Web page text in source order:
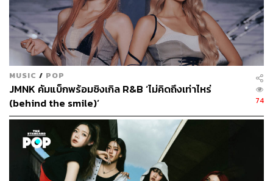
MUSIC / POP
JMNK คัมแบ็กพร้อมซิงเกิล R&B ‘ไม่คิดถึงเท่าไหร่
(behind the smile)’
74